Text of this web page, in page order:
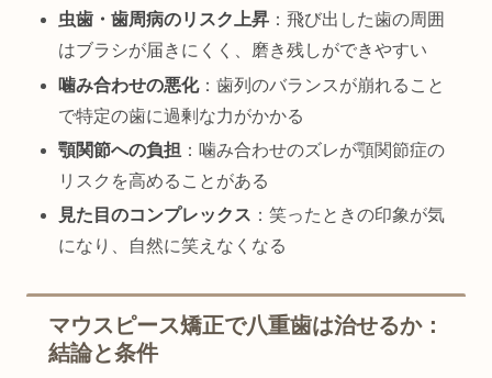
虫歯・歯周病のリスク上昇 ：飛び出した歯の周囲
はブラシが届きにくく、磨き残しができやすい
噛み合わせの悪化：歯列のバランスが崩れること
で特定の歯に過剰な力がかかる
顎関節への負担 ：噛み合わせのズレが顎関節症の
リスクを高めることがある
見た目のコンプレックス ：笑ったときの印象が気
になり、自然に笑えなくなる
マウスピース矯正で八重歯は治せるか：
結論と条件